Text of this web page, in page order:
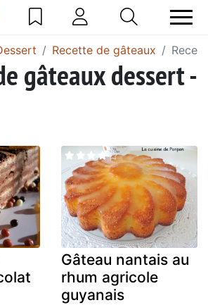
Recette de gâteaux
gâteaux dessert -
Gâteau nantais au
rhum agricole
guyanais